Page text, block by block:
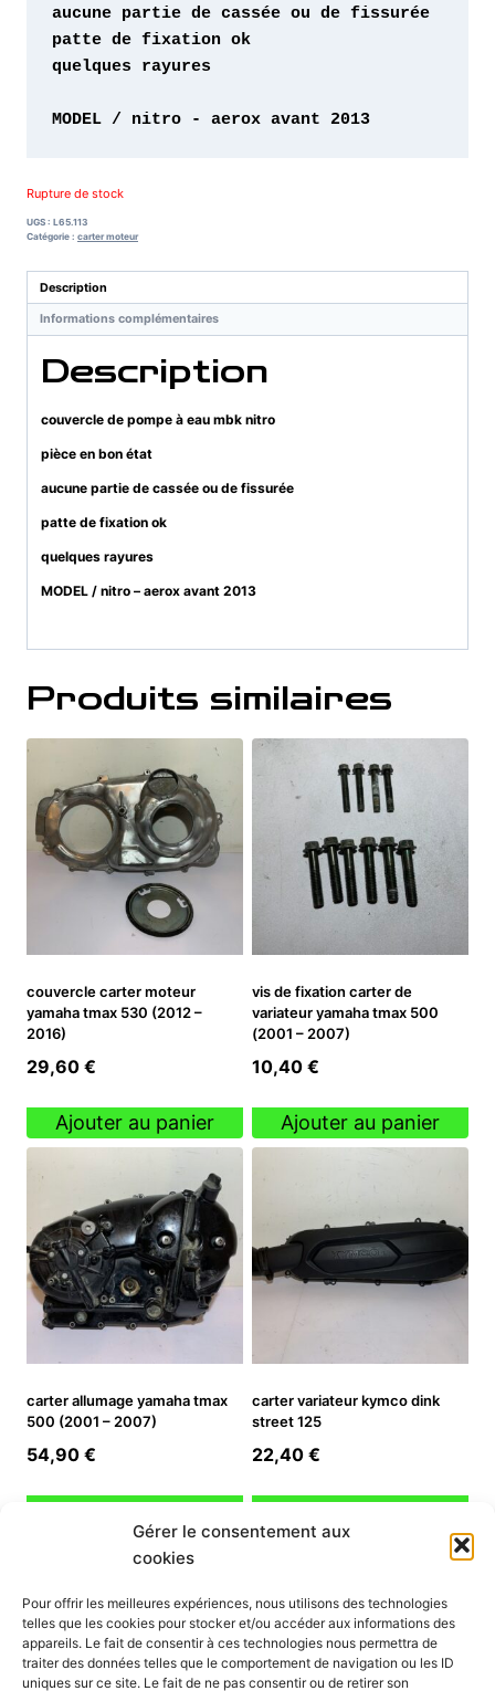
Gérer le consentement aux
cookies
Pour offrir les meilleures expériences, nous utilisons des technologies
telles que les cookies pour stocker et/ou accéder aux informations des
appareils. Le fait de consentir à ces technologies nous permettra de
traiter des données telles que le comportement de navigation ou les ID
uniques sur ce site. Le fait de ne pas consentir ou de retirer son
quelques rayures
MODEL / nitro - aerox avant 2013
Rupture de stock
UGS : L65.113
Catégorie : carter moteur
Description
Informations complémentaires
Description
couvercle de pompe à eau mbk nitro
pièce en bon état
aucune partie de cassée ou de fissurée
patte de fixation ok
quelques rayures
MODEL / nitro – aerox avant 2013
Produits similaires
couvercle carter moteur
yamaha tmax 530 (2012 –
2016)
29,60 €
Ajouter au panier
vis de fixation carter de
variateur yamaha tmax 500
(2001 – 2007)
10,40 €
Ajouter au panier
carter allumage yamaha tmax
500 (2001 – 2007)
54,90 €
carter variateur kymco dink
street 125
22,40 €
INFORMATION
Mon compte
Nous contacter